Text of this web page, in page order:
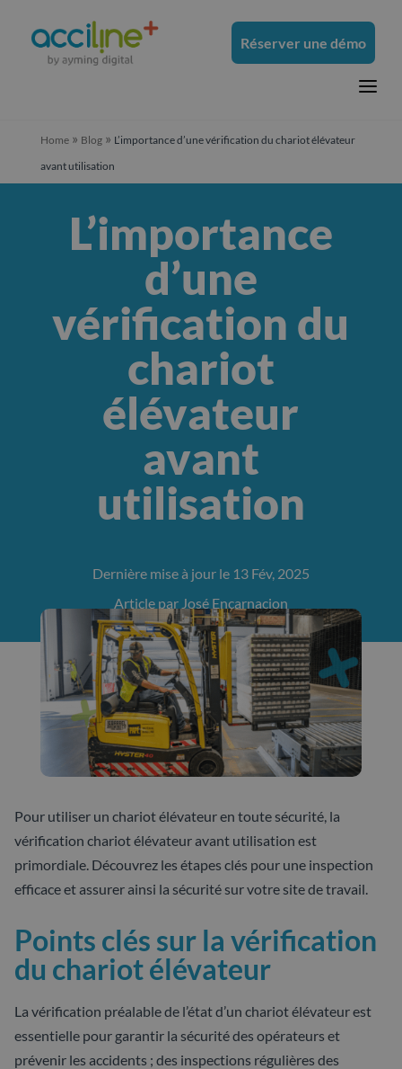
Réserver une démo
a
Home» Blog» L’importance d’une vérification du chariot élévateur
avant utilisation
L’importance
d’une
vérification du
chariot
élévateur
avant
utilisation
Dernière mise à jour le 13 Fév, 2025
Article par José Encarnacion
Pour utiliser un chariot élévateur en toute sécurité, la
vérification chariot élévateur avant utilisation est
primordiale. Découvrez les étapes clés pour une inspection
efficace et assurer ainsi la sécurité sur votre site de travail.
Points clés sur la vérification
du chariot élévateur
La vérification préalable de l’état d’un chariot élévateur est
essentielle pour garantir la sécurité des opérateurs et
prévenir les accidents ; des inspections régulières des